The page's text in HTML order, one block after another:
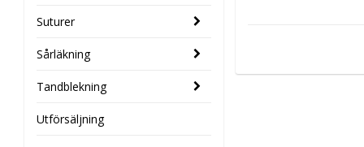
Suturer
Sårläkning
Tandblekning
Utförsäljning